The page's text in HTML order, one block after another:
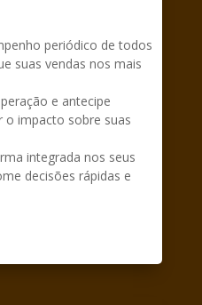
periódico de todos
suas vendas nos mais
e antecipe
o impacto sobre suas
integrada nos seus
decisões rápidas e